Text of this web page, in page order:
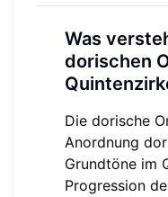
Was
dorischen
Die dorische
Anordnung
Grundtöne im
Progression